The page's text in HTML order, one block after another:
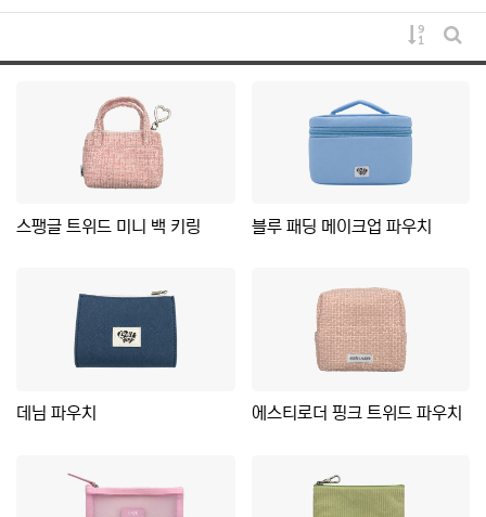
게시물
게시
스팽글 트위드 미니 백 키링 블루 패딩 메이크업 파우치
데님 파우치 에스티로더 핑크 트위드 파우치